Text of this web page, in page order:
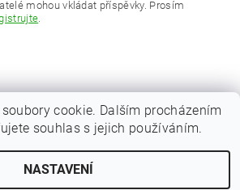
mohou vkládat příspěvky. Prosím
.
Zboží.cz Heureka.cz
cookie. Dalším procházením
souhlas s jejich používáním.
NASTAVENÍ